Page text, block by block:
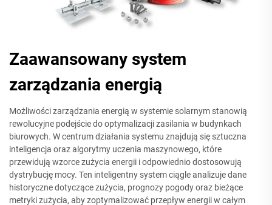
Zaawansowany system
zarządzania energią
Możliwości zarządzania energią w systemie solarnym stanowią
rewolucyjne podejście do optymalizacji zasilania w budynkach
biurowych. W centrum działania systemu znajdują się sztuczna
inteligencja oraz algorytmy uczenia maszynowego, które
przewidują wzorce zużycia energii i odpowiednio dostosowują
dystrybucję mocy. Ten inteligentny system ciągle analizuje dane
historyczne dotyczące zużycia, prognozy pogody oraz bieżące
metryki zużycia, aby zoptymalizować przepływ energii w całym